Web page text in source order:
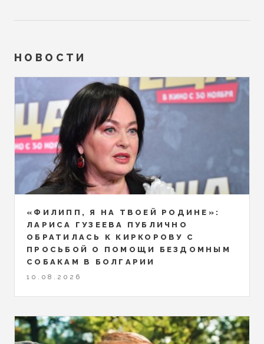
НОВОСТИ
«ФИЛИПП, Я НА ТВОЕЙ РОДИНЕ»:
ЛАРИСА ГУЗЕЕВА ПУБЛИЧНО
ОБРАТИЛАСЬ К КИРКОРОВУ С
ПРОСЬБОЙ О ПОМОЩИ БЕЗДОМНЫМ
СОБАКАМ В БОЛГАРИИ
10.08.2026